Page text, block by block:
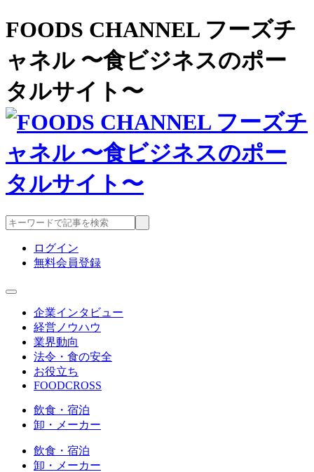
FOODS CHANNEL フーズチ
ャネル 〜食ビジネスのポー
タルサイト〜
ログイン
無料会員登録
企業インタビュー
経営ノウハウ
業界動向
法令・食の安全
お役立ち
FOODCROSS
飲食・宿泊
卸・メーカー
飲食・宿泊
卸・メーカー